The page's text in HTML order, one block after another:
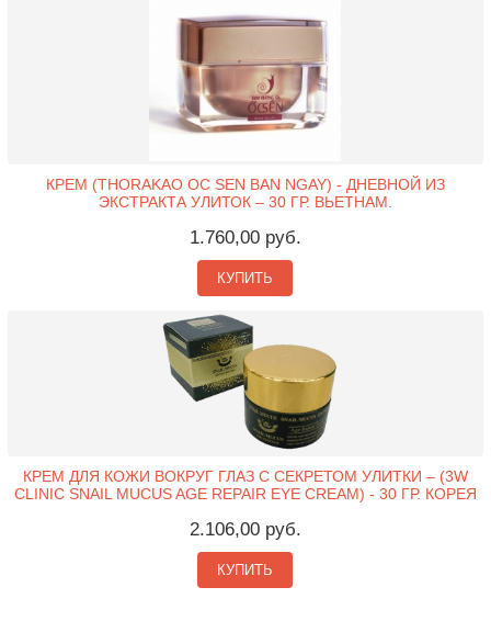
КРЕМ (THORAKAO OC SEN BAN NGAY) - ДНЕВНОЙ ИЗ
ЭКСТРАКТА УЛИТОК – 30 ГР. ВЬЕТНАМ.
1.760,00 руб.
КУПИТЬ
КРЕМ ДЛЯ КОЖИ ВОКРУГ ГЛАЗ С СЕКРЕТОМ УЛИТКИ – (3W
CLINIC SNAIL MUCUS AGE REPAIR EYE CREAM) - 30 ГР. КОРЕЯ
2.106,00 руб.
КУПИТЬ